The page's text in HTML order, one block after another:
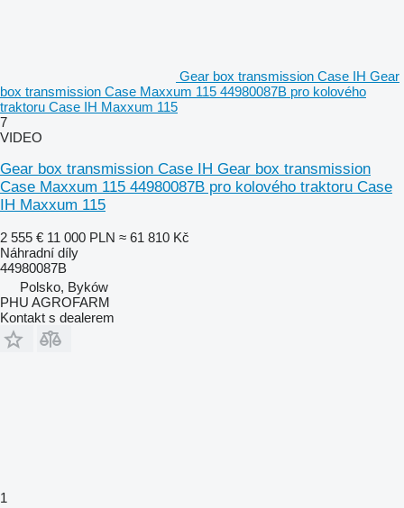
Gear box transmission Case IH Gear
box transmission Case Maxxum 115 44980087B pro kolového
traktoru Case IH Maxxum 115
7
VIDEO
Gear box transmission Case IH Gear box transmission
Case Maxxum 115 44980087B pro kolového traktoru Case
IH Maxxum 115
2 555 € 11 000 PLN ≈ 61 810 Kč
Náhradní díly
44980087B
Polsko, Byków
PHU AGROFARM
Kontakt s dealerem
1